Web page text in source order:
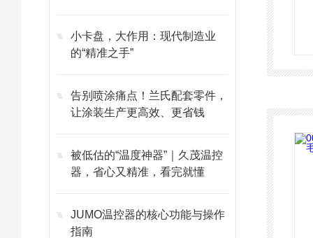
小卡盘，大作用：现代制造业
的“精准之手”
告别喷涂痛点！兰氏配套零件，
让涂装生产更高效、更省钱
被低估的“温度神器”｜久茂温控
器，省心又精准，看完就懂
JUMO温控器的核心功能与操作
指南